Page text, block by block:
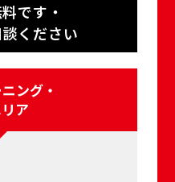
です・
ください
ング・
ア